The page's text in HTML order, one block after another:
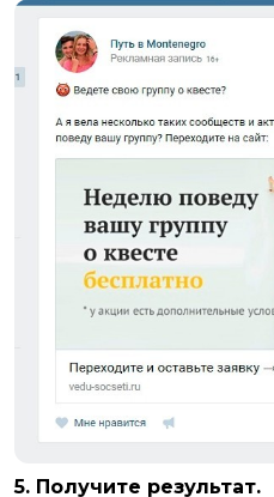
5. Получите результат.